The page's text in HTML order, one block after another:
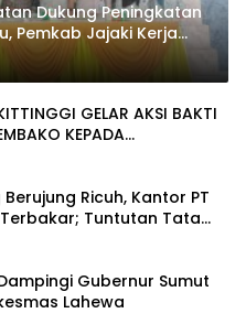
Dukung Peningkatan
Pemkab Jajaki Kerja
USK
GELAR AKSI BAKTI
KEPADA
Ricuh, Kantor PT
Tuntutan Tata
Gubernur Sumut
Lahewa